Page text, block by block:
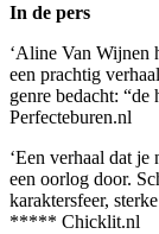
In de pers
‘Aline Van Wijnen
een prachtig
genre bedacht:
Perfecteburen.nl
‘Een verhaal dat
een oorlog door.
karaktersfeer,
***** Chicklit.nl